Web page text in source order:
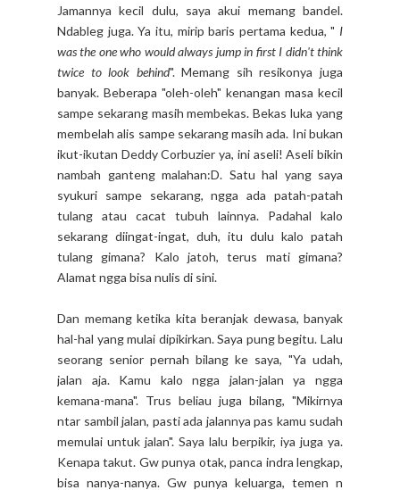
Jamannya kecil dulu, saya akui memang bandel.
Ndableg juga. Ya itu, mirip baris pertama kedua, " I
was the one who would always jump in first I didn't think
twice to look behind". Memang sih resikonya juga
banyak. Beberapa "oleh-oleh" kenangan masa kecil
sampe sekarang masih membekas. Bekas luka yang
membelah alis sampe sekarang masih ada. Ini bukan
ikut-ikutan Deddy Corbuzier ya, ini aseli! Aseli bikin
nambah ganteng malahan:D. Satu hal yang saya
syukuri sampe sekarang, ngga ada patah-patah
tulang atau cacat tubuh lainnya. Padahal kalo
sekarang diingat-ingat, duh, itu dulu kalo patah
tulang gimana? Kalo jatoh, terus mati gimana?
Alamat ngga bisa nulis di sini.
Dan memang ketika kita beranjak dewasa, banyak
hal-hal yang mulai dipikirkan. Saya pung begitu. Lalu
seorang senior pernah bilang ke saya, "Ya udah,
jalan aja. Kamu kalo ngga jalan-jalan ya ngga
kemana-mana". Trus beliau juga bilang, "Mikirnya
ntar sambil jalan, pasti ada jalannya pas kamu sudah
memulai untuk jalan". Saya lalu berpikir, iya juga ya.
Kenapa takut. Gw punya otak, panca indra lengkap,
bisa nanya-nanya. Gw punya keluarga, temen n